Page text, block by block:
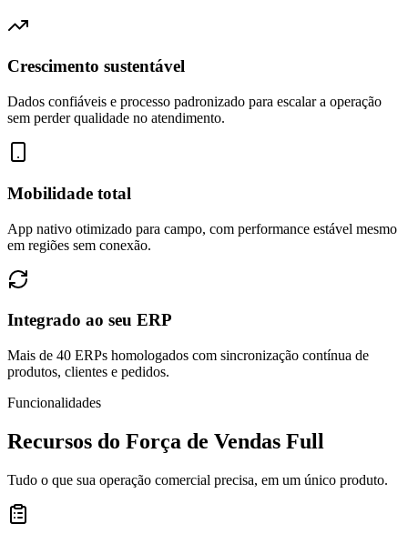
Crescimento sustentável
Dados confiáveis e processo padronizado para escalar a operação
sem perder qualidade no atendimento.
Mobilidade total
App nativo otimizado para campo, com performance estável mesmo
em regiões sem conexão.
Integrado ao seu ERP
Mais de 40 ERPs homologados com sincronização contínua de
produtos, clientes e pedidos.
Funcionalidades
Recursos do Força de Vendas Full
Tudo o que sua operação comercial precisa, em um único produto.